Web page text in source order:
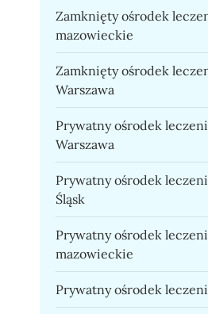
Zamknięty ośrodek
mazowieckie
Zamknięty ośrodek
Warszawa
Prywatny ośrodek
Warszawa
Prywatny ośrodek
Śląsk
Prywatny ośrodek
mazowieckie
Prywatny ośrodek